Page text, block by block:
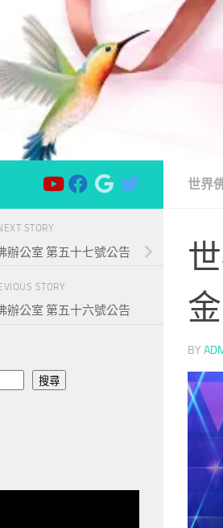
世界
BY
STORY
辦公室 第五十七號公告
STORY
辦公室 第五十六號公告
搜尋